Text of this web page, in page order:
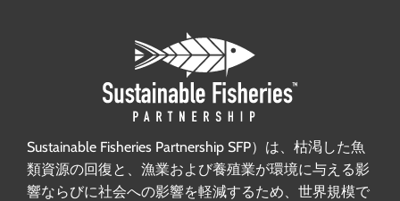
Sustainable Fisheries Partnership SFP）は、枯渇した魚
類資源の回復と、漁業および養殖業が環境に与える影
響ならびに社会への影響を軽減するため、世界規模で